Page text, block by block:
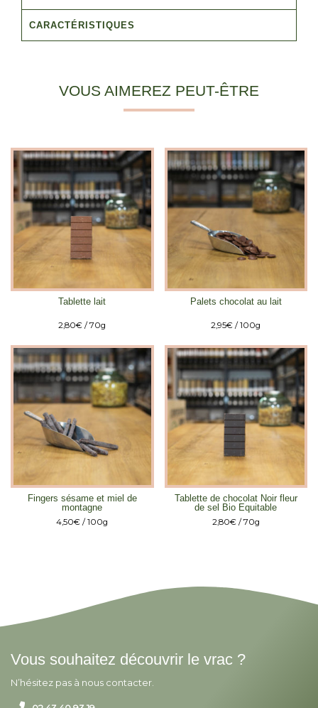
CARACTÉRISTIQUES
VOUS AIMEREZ PEUT-ÊTRE
Tablette lait
2,80€ / 70g
Palets chocolat au lait
2,95€ / 100g
Fingers sésame et miel de
montagne
4,50€ / 100g
Tablette de chocolat Noir fleur
de sel Bio Equitable
2,80€ / 70g
Vous souhaitez découvrir le vrac ?
N’hésitez pas à nous contacter.